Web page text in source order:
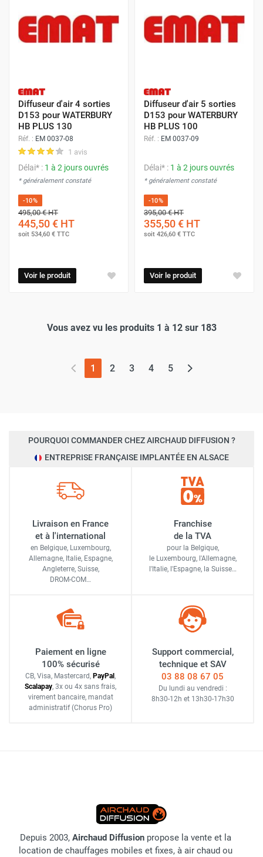
Diffuseur d'air 4 sorties
D153 pour WATERBURY
HB PLUS 130
Réf. : EM 0037-08
1 avis
Délai* : 1 à 2 jours ouvrés
* généralement constaté
-10%
495,00 €HT
445,50 € HT
soit 534,60 € TTC
Voir le produit
Diffuseur d'air 5 sorties
D153 pour WATERBURY
HB PLUS 100
Réf. : EM 0037-09
Délai* : 1 à 2 jours ouvrés
* généralement constaté
-10%
395,00 €HT
355,50 € HT
soit 426,60 € TTC
Voir le produit
Vous avez vu les produits 1 à 12 sur 183
1 (page actuelle)
2 3 4 5
POURQUOI COMMANDER CHEZ AIRCHAUD DIFFUSION ?
ENTREPRISE FRANÇAISE IMPLANTÉE EN ALSACE
Livraison en France
et à l'international
en Belgique, Luxembourg,
Allemagne, Italie, Espagne,
Angleterre, Suisse,
DROM-COM…
Franchise
de la TVA
pour la Belgique,
le Luxembourg, l'Allemagne,
l'Italie, l'Espagne, la Suisse…
Paiement en ligne
100% sécurisé
CB, Visa, Mastercard, PayPal ,
Scalapay, 3x ou 4x sans frais,
virement bancaire, mandat
administratif (Chorus Pro)
Support commercial,
technique et SAV
03 88 08 67 05
Du lundi au vendredi :
8h30-12h et 13h30-17h30
Depuis 2003, Airchaud Diffusion propose la vente et la
location de chauffages mobiles et fixes, à air chaud ou